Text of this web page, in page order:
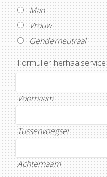
Man
Vrouw
Genderneutraal
Formulier herhaalservice
Voornaam
Tussenvoegsel
Achternaam